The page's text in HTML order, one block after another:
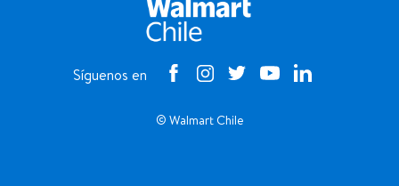
Síguenos en
© Walmart Chile